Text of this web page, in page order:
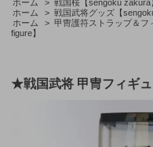
ホーム > 戦国桜【sengoku zakura
ホーム
> 戦国武将グッズ【
ホーム
> 甲冑護符ストラップ＆フ
figure】
★戦国武将 甲冑フィギュ